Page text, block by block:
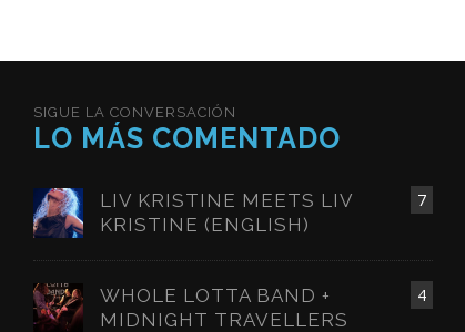
SIGUE LA CONVERSACIÓN
LO MÁS COMENTADO
7
LIV KRISTINE MEETS LIV
KRISTINE (ENGLISH)
4
WHOLE LOTTA BAND +
MIDNIGHT TRAVELLERS